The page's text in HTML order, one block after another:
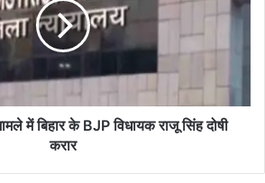
में बिहार के BJP विधायक राजू सिंह दोषी
करार